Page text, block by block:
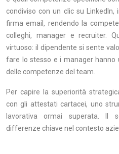
condiviso con un clic su
firma email, rendendo la
colleghi, manager e recruiter.
virtuoso: il dipendente si sente
fare lo stesso e i manager hanno
delle competenze del team.
Per capire la superiorità
con gli attestati cartacei, uno
lavorativa ormai superata. Il
differenze chiave nel contesto